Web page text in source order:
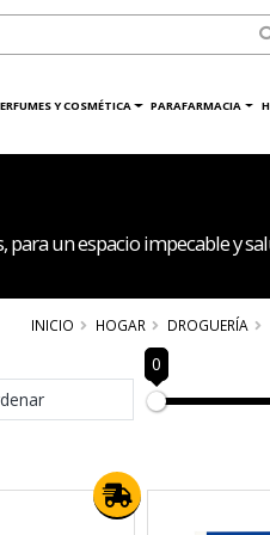
Y COSMÉTICA PARAFARMACIA
un espacio impecable y
INICIO HOGAR DROGUERÍA
0